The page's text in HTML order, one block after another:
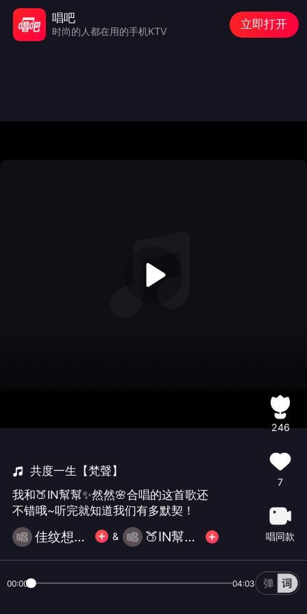
共度一生【梵聲】
我和🍑IN幫幫✨然然🌸合唱的这首歌还
不错哦~听完就知道我们有多默契！
佳纹想唱就唱开心就好 & 🍑IN幫幫✨然然🌸
246
7
唱同款
00:00 04:03
唱吧
时尚的人都在用的手机KTV
立即打开